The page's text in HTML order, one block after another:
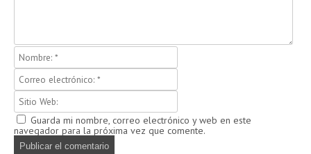
Guarda mi nombre, correo electrónico y web en este
navegador para la próxima vez que comente.